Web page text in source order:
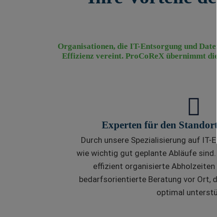
Organisationen, die IT-Entsorgung und
Effizienz vereint. ProCoReX übernimmt
Experten für den Standort
Durch unsere Spezialisierung auf IT-
wie wichtig gut geplante Abläufe
effizient organisierte Abholzeiten
bedarfsorientierte Beratung vor Ort,
optimal